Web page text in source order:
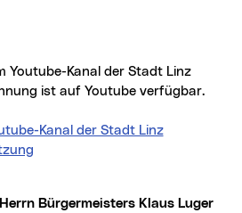
Youtube-Kanal der Stadt Linz
ist auf Youtube verfügbar.
Kanal der Stadt Linz
Bürgermeisters Klaus Luger